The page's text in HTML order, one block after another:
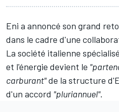
Eni a annoncé son grand
dans le cadre d'une
La société italienne
et l'énergie devient le
carburant"de la structure
d'un accord "pluriannuel".